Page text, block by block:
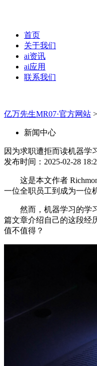
首页
关于我们
ai资讯
ai应用
联系我们
亿万先生MR07·官方网站 >
新闻中心
因为求职遭拒而读机器学
发布时间：2025-02-28
这是本文作者
一位全职员工到成为一位
然而，机器学习的学习
篇文章介绍自己的这段经
值不值得？